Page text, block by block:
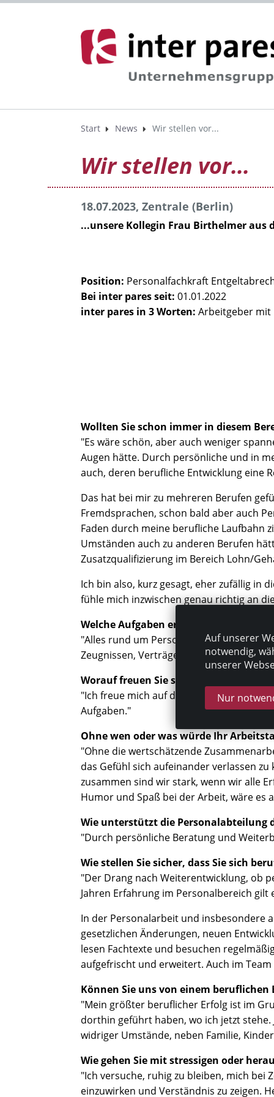
Start News Wir stellen vor...
Wir stellen vor...
18.07.2023, Zentrale (Berlin)
...unsere Kollegin Frau Birthelmer aus
Position: Personalfachkraft
Bei inter pares seit: 01.01.2022
inter pares in 3 Worten: Arbeitgeber mit
Wollten Sie schon immer in diesem
"Es wäre schön, aber auch weniger
Augen hätte. Durch persönliche und in
auch, deren berufliche Entwicklung eine
Das hat bei mir zu mehreren Berufen
Fremdsprachen, schon bald aber auch
Faden durch meine berufliche Laufbahn
Umständen auch zu anderen Berufen
Zusatzqualifizierung im Bereich Lohn/
Ich bin also, kurz gesagt, eher zufällig in
fühle mich inzwischen genau richtig an
Welche Aufgaben erledigen Sie hier?
"Alles rund um Personalverwaltung,
Zeugnissen, Verträgen, Abstimmung mit
Worauf freuen Sie sich, wenn Sie
"Ich freue mich auf die angenehme
Aufgaben."
Ohne wen oder was würde Ihr
"Ohne die wertschätzende
das Gefühl sich aufeinander verlassen
zusammen sind wir stark, wenn wir alle
Humor und Spaß bei der Arbeit, wäre es
Wie unterstützt die Personalabteilung
"Durch persönliche Beratung und
Wie stellen Sie sicher, dass Sie sich
"Der Drang nach Weiterentwicklung, ob
Jahren Erfahrung im Personalbereich gilt
In der Personalarbeit und insbesondere
gesetzlichen Änderungen, neuen
lesen Fachtexte und besuchen
aufgefrischt und erweitert. Auch im
Können Sie uns von einem beruflichen
"Mein größter beruflicher Erfolg ist im
dorthin geführt haben, wo ich jetzt stehe.
widriger Umstände, neben Familie,
Wie gehen Sie mit stressigen oder
"Ich versuche, ruhig zu bleiben, mich bei
einzuwirken und Verständnis zu zeigen.
Auf unserer
notwendig,
unserer
Nur